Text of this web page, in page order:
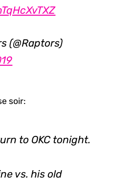
(@Raptors)
soir:
to OKC tonight.
vs. his old